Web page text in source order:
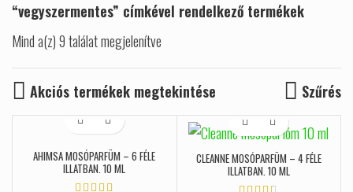
“vegyszermentes” címkével rendelkező termékek
Mind a(z) 9 találat megjelenítve
Akciós termékek megtekintése Szűrés
AHIMSA MOSÓPARFÜM – 6 FÉLE
ILLATBAN, 10 ML
CLEANNE MOSÓPARFÜM – 4 FÉLE
ILLATBAN, 10 ML